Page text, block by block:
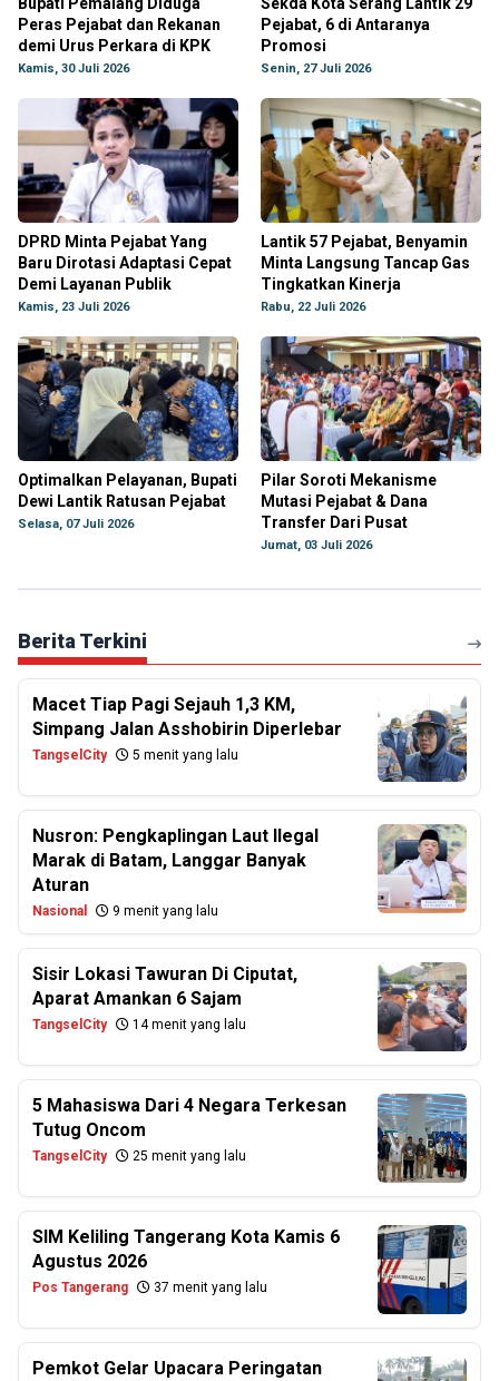
Peras Pejabat dan Rekanan
demi Urus Perkara di KPK
Kamis, 30 Juli 2026
Pejabat, 6 di Antaranya
Promosi
Senin, 27 Juli 2026
DPRD Minta Pejabat Yang
Baru Dirotasi Adaptasi Cepat
Demi Layanan Publik
Kamis, 23 Juli 2026
Lantik 57 Pejabat, Benyamin
Minta Langsung Tancap Gas
Tingkatkan Kinerja
Rabu, 22 Juli 2026
Optimalkan Pelayanan, Bupati
Dewi Lantik Ratusan Pejabat
Selasa, 07 Juli 2026
Pilar Soroti Mekanisme
Mutasi Pejabat & Dana
Transfer Dari Pusat
Jumat, 03 Juli 2026
Berita Terkini
Macet Tiap Pagi Sejauh 1,3 KM,
Simpang Jalan Asshobirin Diperlebar
TangselCity 5 menit yang lalu
Nusron: Pengkaplingan Laut Ilegal
Marak di Batam, Langgar Banyak
Aturan
Nasional 9 menit yang lalu
Sisir Lokasi Tawuran Di Ciputat,
Aparat Amankan 6 Sajam
TangselCity 14 menit yang lalu
5 Mahasiswa Dari 4 Negara Terkesan
Tutug Oncom
TangselCity 25 menit yang lalu
SIM Keliling Tangerang Kota Kamis 6
Agustus 2026
Pos Tangerang 37 menit yang lalu
Pemkot Gelar Upacara Peringatan